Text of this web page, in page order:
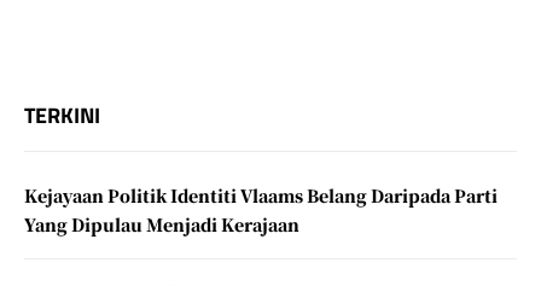
TERKINI
Kejayaan Politik Identiti Vlaams Belang Daripada Parti
Yang Dipulau Menjadi Kerajaan